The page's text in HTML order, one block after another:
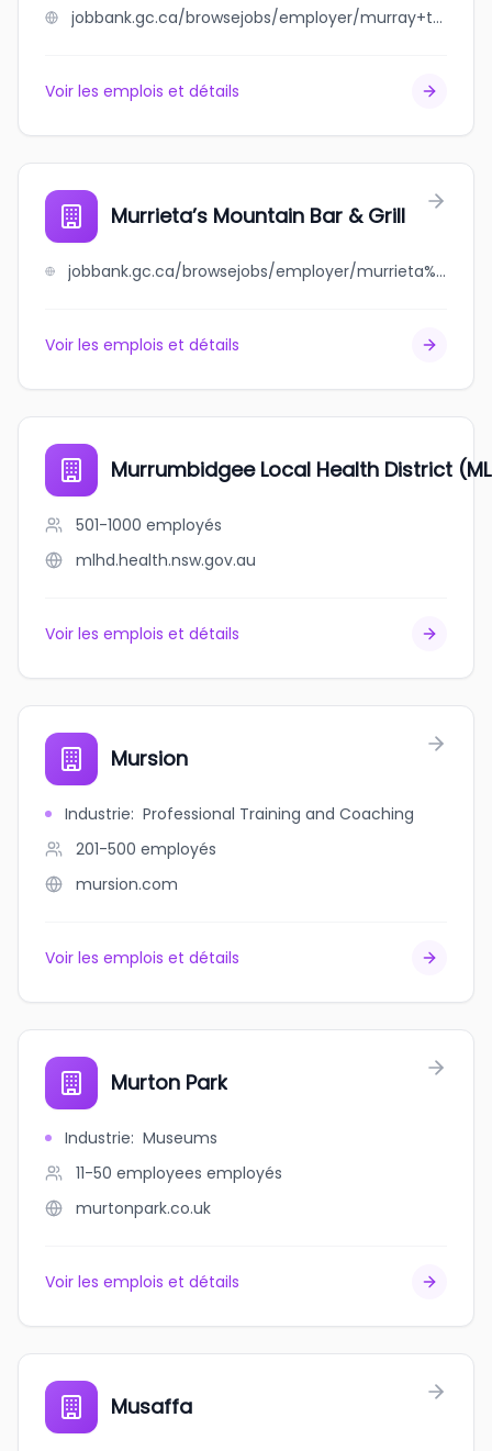
jobbank.gc.ca/browsejobs/employer/murray+transport+ltd/ca
Voir les emplois et détails
Murrieta’s Mountain Bar & Grill
jobbank.gc.ca/browsejobs/employer/murrieta%E2%80%99s+mountain+bar+%26+grill/ca
Voir les emplois et détails
Murrumbidgee Local Health District
501-1000 employés
mlhd.health.nsw.gov.au
Voir les emplois et détails
Mursion
Industrie: Professional Training and Coaching
201-500 employés
mursion.com
Voir les emplois et détails
Murton Park
Industrie: Museums
11-50 employees employés
murtonpark.co.uk
Voir les emplois et détails
Musaffa